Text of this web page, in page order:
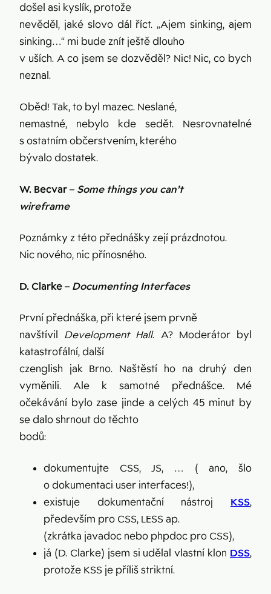
došel asi kyslík, protože
nevěděl, jaké slovo dál říct. „Ajem sinking, ajem
sinking…“ mi bude znít ještě dlouho
v uších. A co jsem se dozvěděl? Nic! Nic, co bych
neznal.
Oběd! Tak, to byl mazec. Neslané,
nemastné, nebylo kde sedět. Nesrovnatelné
s ostatním občerstvením, kterého
bývalo dostatek.
W. Becvar – Some things you can’t
wireframe
Poznámky z této přednášky zejí prázdnotou.
Nic nového, nic přínosného.
D. Clarke – Documenting Interfaces
První přednáška, při které jsem prvně
navštívil Development Hall. A? Moderátor byl
katastrofální, další
czenglish jak Brno. Naštěstí ho na druhý den
vyměnili. Ale k samotné přednášce. Mé
očekávání bylo zase jinde a celých 45 minut by
se dalo shrnout do těchto
bodů:
dokumentujte CSS, JS, … ( ano, šlo
o dokumentaci user interfaces!),
existuje dokumentační nástroj KSS,
především pro CSS, LESS ap.
(zkrátka javadoc nebo phpdoc pro CSS),
já (D. Clarke) jsem si udělal vlastní klon DSS,
protože KSS je příliš striktní.